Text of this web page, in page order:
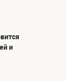
и